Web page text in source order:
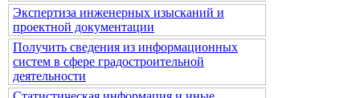
Экспертиза инженерных изысканий и
проектной документации
Получить сведения из информационных
систем в сфере градостроительной
деятельности